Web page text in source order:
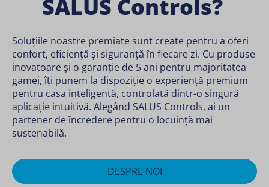
SALUS Controls?
Soluțiile noastre premiate sunt create pentru a oferi
confort, eficiență și siguranță în fiecare zi. Cu produse
inovatoare și o garanție de 5 ani pentru majoritatea
gamei, îți punem la dispoziție o experiență premium
pentru casa inteligentă, controlată dintr-o singură
aplicație intuitivă. Alegând SALUS Controls, ai un
partener de încredere pentru o locuință mai
sustenabilă.
DESPRE NOI